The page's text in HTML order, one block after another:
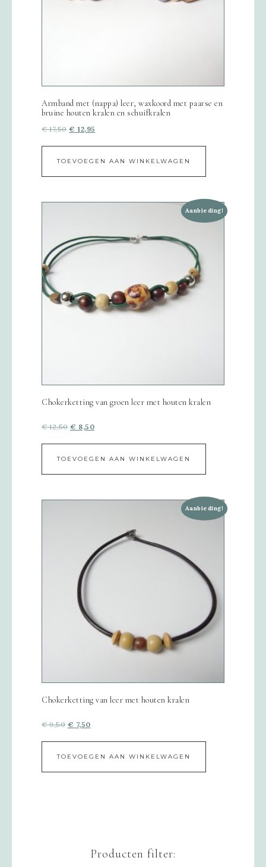
Armband met (nappa) leer, waxkoord met paarse en
bruine houten kralen en schuifkralen
€17,50 € 12,95
TOEVOEGEN AAN WINKELWAGEN
Aanbieding!
Chokerketting van groen leer met houten kralen
€12,50 € 8,50
TOEVOEGEN AAN WINKELWAGEN
Aanbieding!
Chokerketting van leer met houten kralen
€9,50 € 7,50
TOEVOEGEN AAN WINKELWAGEN
Producten filter: